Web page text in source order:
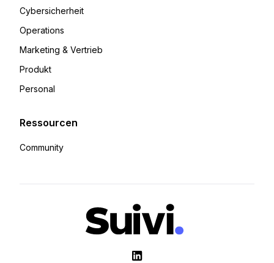
Cybersicherheit
Operations
Marketing & Vertrieb
Produkt
Personal
Ressourcen
Community